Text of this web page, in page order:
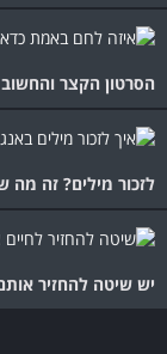
הסרטון הקצר
לזכור מילים? זה מה
יש שיטה להחזיר